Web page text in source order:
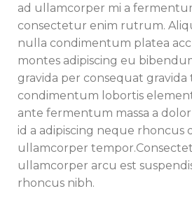
ad ullamcorper mi a
consectetur enim rutrum.
nulla condimentum platea
montes adipiscing eu
gravida per consequat gravida
condimentum lobortis
ante fermentum massa a
id a adipiscing neque rhoncus
ullamcorper
ullamcorper arcu est
rhoncus nibh.